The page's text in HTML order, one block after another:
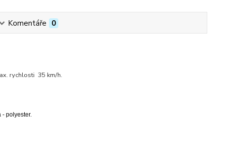
Komentáře 0
rychlosti 35 km/h.
- polyester.